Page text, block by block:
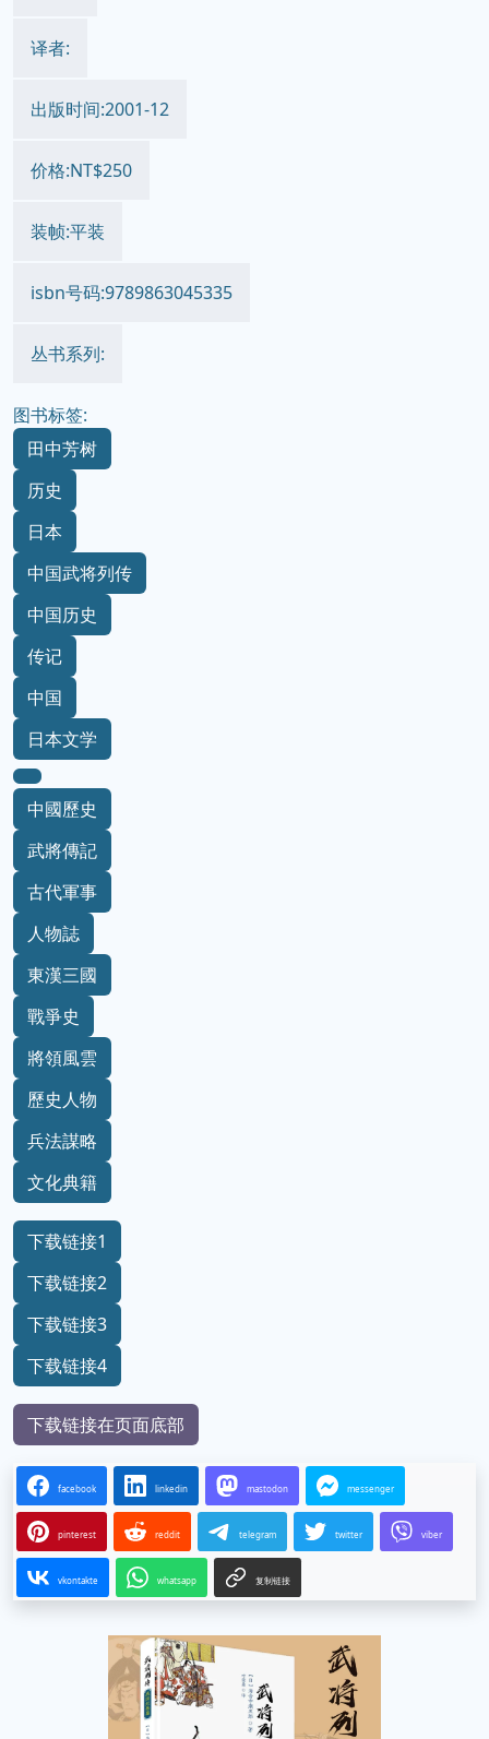
译者:
出版时间:2001-12
价格:NT$250
装帧:平装
isbn号码:9789863045335
丛书系列:
图书标签:
田中芳树
历史
日本
中国武将列传
中国历史
传记
中国
日本文学
中國歷史
武將傳記
古代軍事
人物誌
東漢三國
戰爭史
將領風雲
歷史人物
兵法謀略
文化典籍
下载链接1
下载链接2
下载链接3
下载链接4
下载链接在页面底部
facebook linkedin mastodon messenger
pinterest reddit telegram twitter viber
vkontakte whatsapp 复制链接